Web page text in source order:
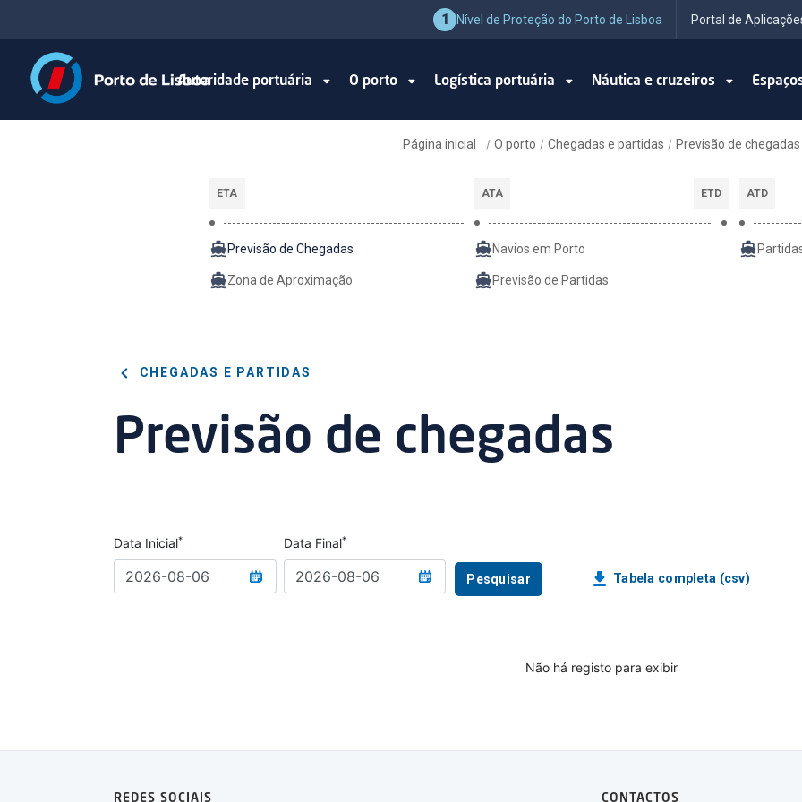
1 Nível de Proteção do Porto de Lisboa Portal de
Autoridade portuária O porto Logística portuária Náutica e cruzeiros
Página inicial / O porto / Chegadas e partidas / Previsão de chegadas
ETA
Previsão de Chegadas
Zona de Aproximação
ATA ETD
Navios em Porto
Previsão de Partidas
ATD
CHEGADAS E PARTIDAS
Previsão de chegadas
Data Inicial* Data Final*
Pesquisar Tabela completa (csv)
Não há registo para exibir
REDES SOCIAIS CONTACTOS